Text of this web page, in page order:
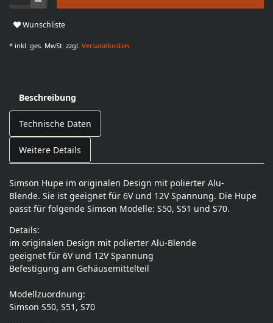
Wunschliste
* inkl. ges. MwSt. zzgl. Versandkosten
Beschreibung
Technische Daten
Weitere Details
Simson Hupe im originalen Design mit polierter Alu-
Blende. Sie ist geeignet für 6V und 12V Spannung. Die Hupe
passt für folgende Simson Modelle: S50, S51 und S70.
Details:
im originalen Design mit polierter Alu-Blende
geeignet für 6V und 12V Spannung
Befestigung am Gehäusemittelteil
Modellzuordnung:
Simson S50, S51, S70